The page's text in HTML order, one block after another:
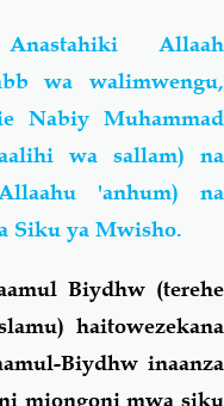
Allaah
wa walimwengu,
Nabiy Muhammad
wa sallam) na
'anhum) na
Siku ya Mwisho.
Biydhw (terehe
haitowezekana
Biydhw inaanza
miongoni mwa siku